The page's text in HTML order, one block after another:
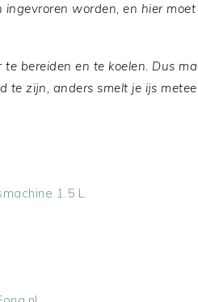
worden, en hier
bereiden en te koelen. Dus
te zijn, anders smelt je ijs
1.5 L